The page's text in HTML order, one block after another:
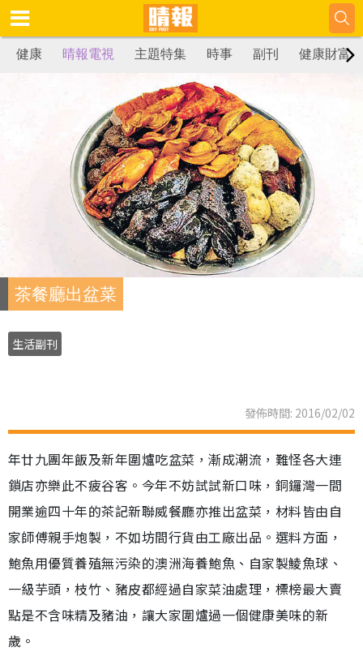
健康 晴報電視 主題特集 時事 副刊 健康財富
茶餐廳出盆菜
生活副刊
發佈時間: 2016/02/02
年廿九團年飯及新年圍爐吃盆菜，漸成潮流，難怪各大連
鎖店亦樂此不疲谷客。今年不妨試試新口味，銅鑼灣一間
開業逾四十年的茶記新聯威餐廳亦推出盆菜，材料皆由自
家師傅親手炮製，不如坊間行貨由工廠出品。選料方面，
鮑魚用優質養殖無污染的澳洲海養鮑魚、自家製鯪魚球、
一級芋頭，枝竹、豬皮都經過自家菜油處理，標榜最大賣
點是不含味精及豬油，讓大家圍爐過一個健康美味的新
歲。